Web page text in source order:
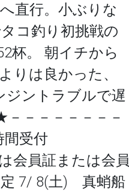
直行。小ぶりな
コ釣り初挑戦の
杯。 朝イチから
りは良かった、
ジントラブルで遅
－－－－－－－
受付
会員証または会員
定 7/ 8(土) 真蛸船